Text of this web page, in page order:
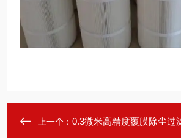
上一个： 0.3微米高精度覆膜除尘过